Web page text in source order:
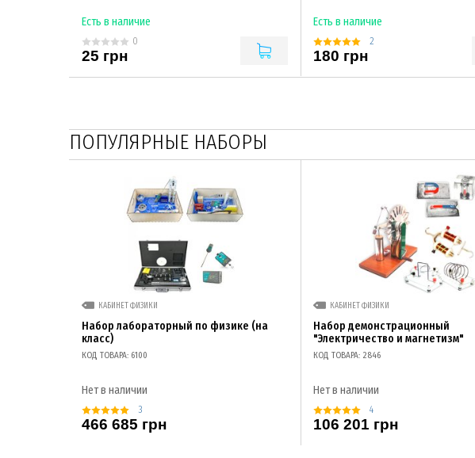
Есть в наличие
0
25 грн
Есть в наличие
2
180 грн
ПОПУЛЯРНЫЕ НАБОРЫ
КАБИНЕТ ФИЗИКИ
Набор лабораторный по физике (на
класс)
КОД ТОВАРА: 6100
Нет в наличии
3
466 685 грн
КАБИНЕТ ФИЗИКИ
Набор демонстрационный
"Электричество и магнетизм"
КОД ТОВАРА: 2846
Нет в наличии
4
106 201 грн